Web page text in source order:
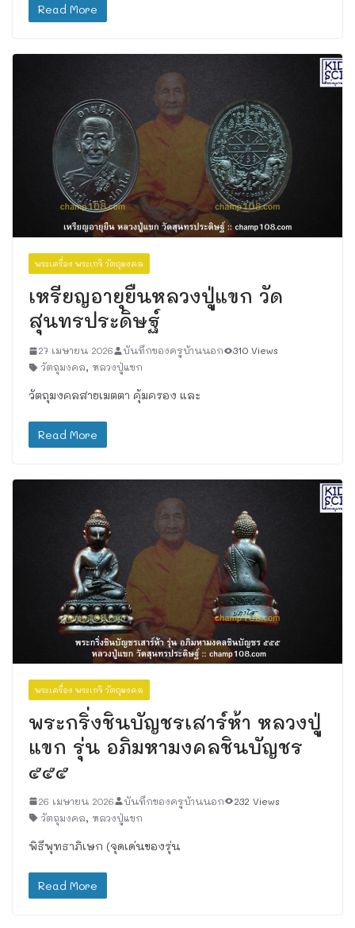
Read More
พระเครื่อง พระเกจิ วัตถุมงคล
เหรียญอายุยืนหลวงปู่แขก วัด
สุนทรประดิษฐ์
27 เมษายน 2026 บันทึกของครูบ้านนอก
310 Views
วัตถุมงคล, หลวงปู่แขก
วัตถุมงคลสายเมตตา คุ้มครอง และ
Read More
พระเครื่อง พระเกจิ วัตถุมงคล
พระกริ่งชินบัญชรเสาร์ห้า หลวงปู่
แขก รุ่น อภิมหามงคลชินบัญชร
๕๕๕
26 เมษายน 2026 บันทึกของครูบ้านนอก
232 Views
วัตถุมงคล, หลวงปู่แขก
พิธีพุทธาภิเษก (จุดเด่นของรุ่น
Read More